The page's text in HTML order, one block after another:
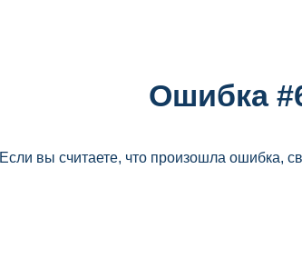
Ошибка
Если вы считаете, что произошла ошибка,